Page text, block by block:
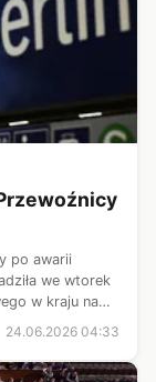
po awarii
we wtorek
w kraju na
a usługi są
24.06.2026 04:33